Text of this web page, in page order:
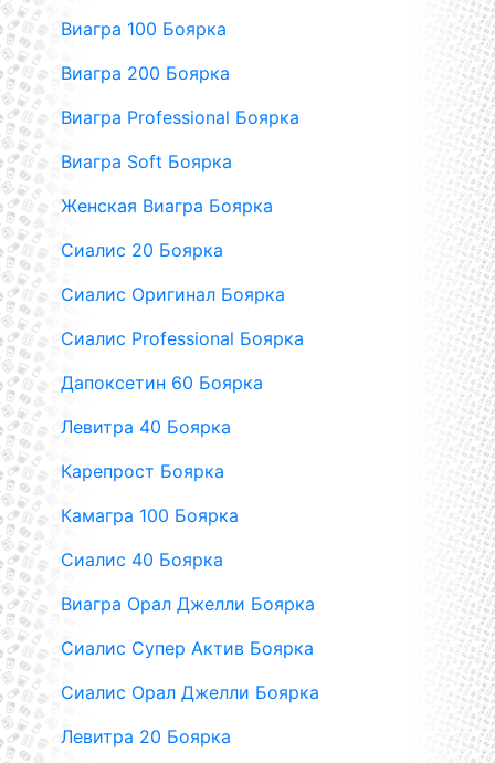
Виагра 100 Боярка
Виагра 200 Боярка
Виагра Professional Боярка
Виагра Soft Боярка
Женская Виагра Боярка
Сиалис 20 Боярка
Сиалис Оригинал Боярка
Сиалис Professional Боярка
Дапоксетин 60 Боярка
Левитра 40 Боярка
Карепрост Боярка
Камагра 100 Боярка
Сиалис 40 Боярка
Виагра Орал Джелли Боярка
Сиалис Супер Актив Боярка
Сиалис Орал Джелли Боярка
Левитра 20 Боярка